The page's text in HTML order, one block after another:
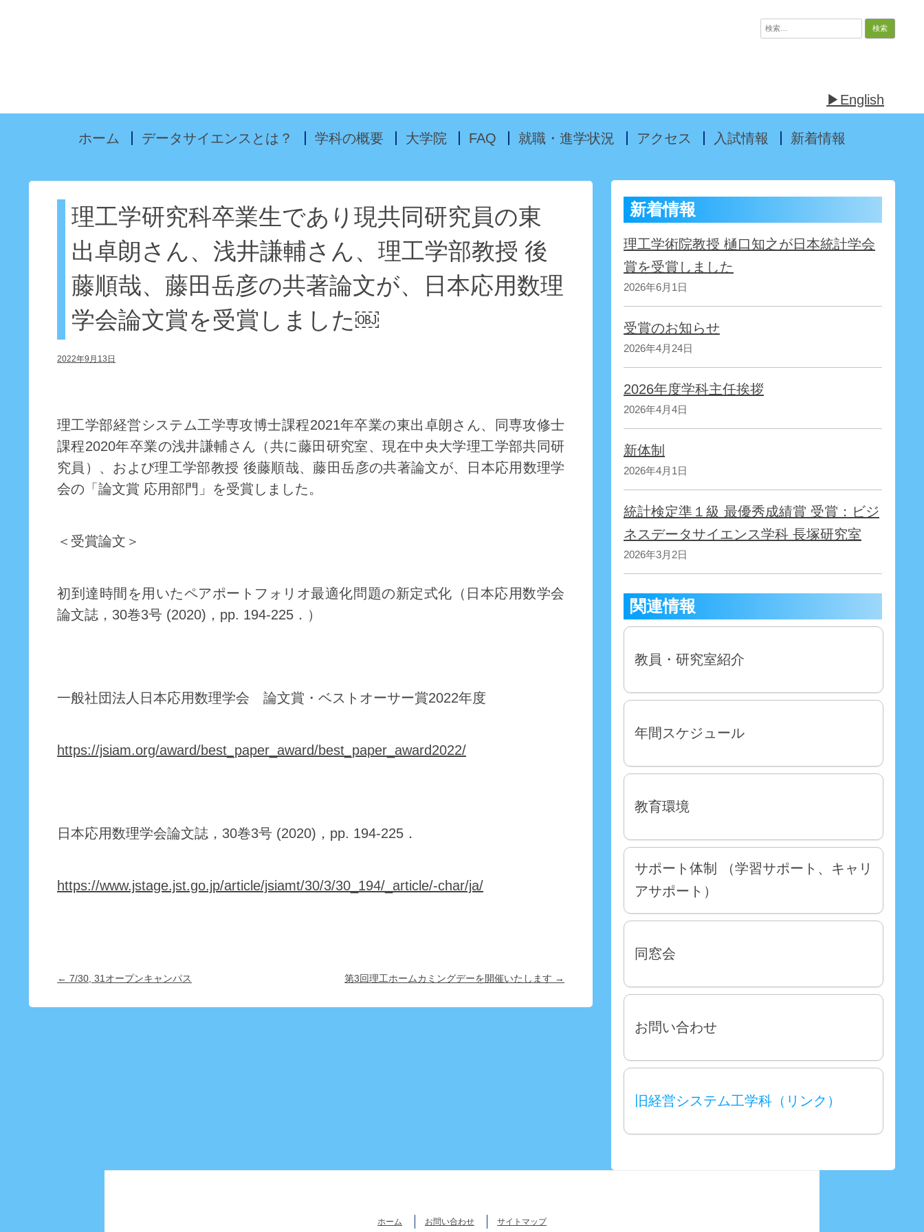
検
索:
▶English
ホーム データサイエンスとは？ 学科の概要 大学院 FAQ 就職・進学状況 アクセス 入試情報 新着情報
理工学研究科卒業生であり現共同研究員の東
出卓朗さん、浅井謙輔さん、理工学部教授 後
藤順哉、藤田岳彦の共著論文が、日本応用数理
学会論文賞を受賞しました￼
2022年9月13日
理工学部経営システム工学専攻博士課程2021年卒業の東出卓朗さん、同専攻修士
課程2020年卒業の浅井謙輔さん（共に藤田研究室、現在中央大学理工学部共同研
究員）、および理工学部教授 後藤順哉、藤田岳彦の共著論文が、日本応用数理学
会の「論文賞 応用部門」を受賞しました。
＜受賞論文＞
初到達時間を用いたペアポートフォリオ最適化問題の新定式化（日本応用数学会
論文誌，30巻3号 (2020)，pp. 194-225．）
一般社団法人日本応用数理学会 論文賞・ベストオーサー賞2022年度
https://jsiam.org/award/best_paper_award/best_paper_award2022/
日本応用数理学会論文誌，30巻3号 (2020)，pp. 194-225．
https://www.jstage.jst.go.jp/article/jsiamt/30/3/30_194/_article/-char/ja/
Post navigation
← 7/30, 31オープンキャンパス 第3回理工ホームカミングデーを開催いたします →
新着情報
理工学術院教授 樋口知之が日本統計学会
賞を受賞しました
2026年6月1日
受賞のお知らせ
2026年4月24日
2026年度学科主任挨拶
2026年4月4日
新体制
2026年4月1日
統計検定準１級 最優秀成績賞 受賞：ビジ
ネスデータサイエンス学科 長塚研究室
2026年3月2日
関連情報
教員・研究室紹介
年間スケジュール
教育環境
サポート体制 （学習サポート、キャリ
アサポート）
同窓会
お問い合わせ
旧経営システム工学科（リンク）
ホーム お問い合わせ サイトマップ